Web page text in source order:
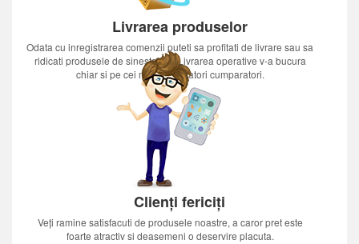
Livrarea produselor
Odata cu inregistrarea comenzii puteti sa profitati de livrare sau sa
ridicati produsele de sinestatator.Livrarea operative v-a bucura
chiar si pe cei mai nerabdatori cumparatori.
Clienți fericiți
Veți ramine satisfacuti de produsele noastre, a caror pret este
foarte atractiv si deasemeni o deservire placuta.